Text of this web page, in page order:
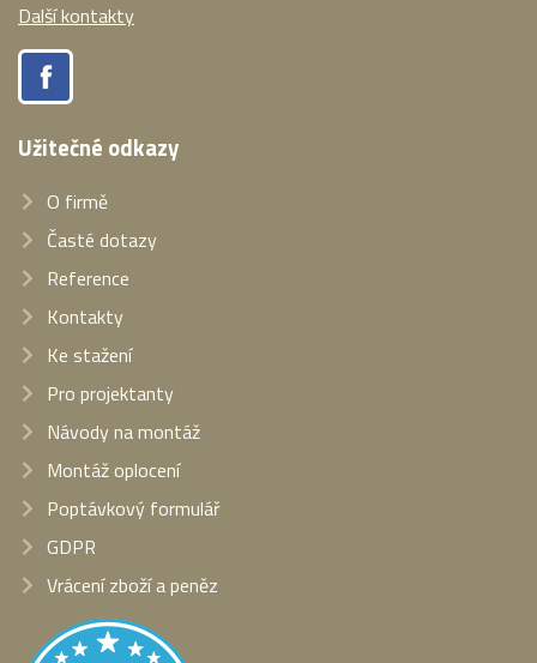
Další kontakty
Užitečné odkazy
O firmě
Časté dotazy
Reference
Kontakty
Ke stažení
Pro projektanty
Návody na montáž
Montáž oplocení
Poptávkový formulář
GDPR
Vrácení zboží a peněz